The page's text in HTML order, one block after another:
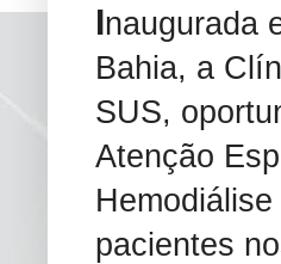
Inaugurada
Bahia, a
SUS,
Atenção
pacientes